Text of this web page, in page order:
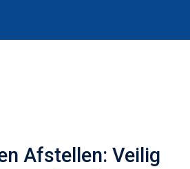
Afstellen: Veilig